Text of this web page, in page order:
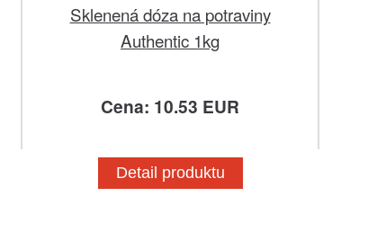
Sklenená dóza na potraviny
Authentic 1kg
Cena: 10.53 EUR
Detail produktu